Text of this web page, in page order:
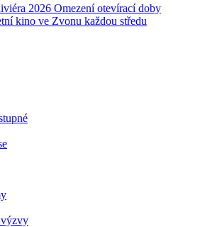
2026 Omezení otevírací doby
kino ve Zvonu každou středu
výzvy